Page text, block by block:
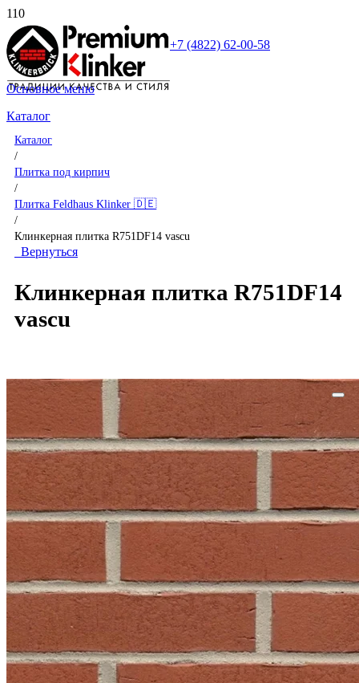
+7 (4822) 62-00-58
Основное меню
Каталог
Каталог
/
Плитка под кирпич
/
Плитка Feldhaus Klinker 🇩🇪
/
Клинкерная плитка R751DF14 vascu
Вернуться
Клинкерная плитка R751DF14
vascu